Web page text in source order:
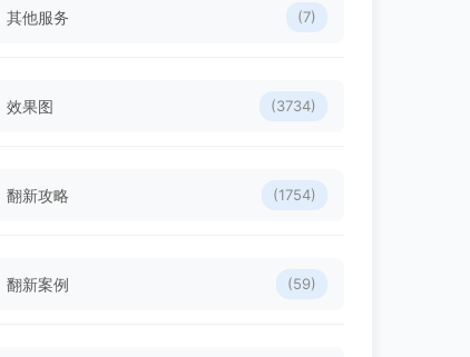
其他服务 (7)
效果图 (3734)
翻新攻略 (1754)
翻新案例 (59)